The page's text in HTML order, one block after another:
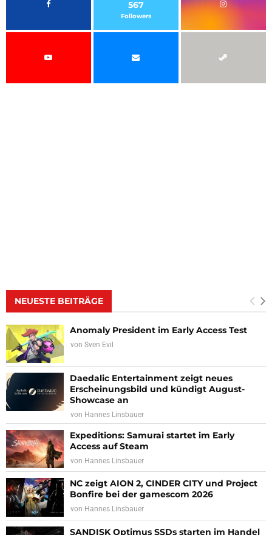
567
Followers
NEUESTE BEITRÄGE
Anomaly President im Early Access Test
von Sven Evil
Daedalic Entertainment zeigt neues
Erscheinungsbild und kündigt August-
Showcase an
von Hannes Linsbauer
Expeditions: Samurai startet im Early
Access auf Steam
von Hannes Linsbauer
NC zeigt AION 2, CINDER CITY und Project
Bonfire bei der gamescom 2026
von Hannes Linsbauer
SANDISK Optimus SSDs starten im Handel